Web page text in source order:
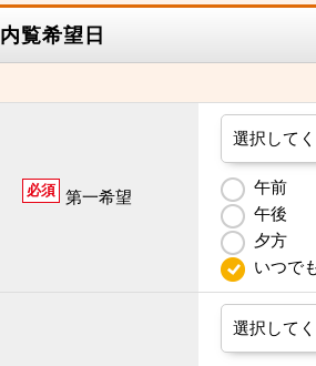
内覧希望日
必須 第一希望
午前
午後
夕方
いつで